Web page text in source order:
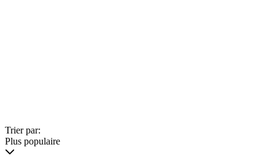
Trier par:
Plus populaire